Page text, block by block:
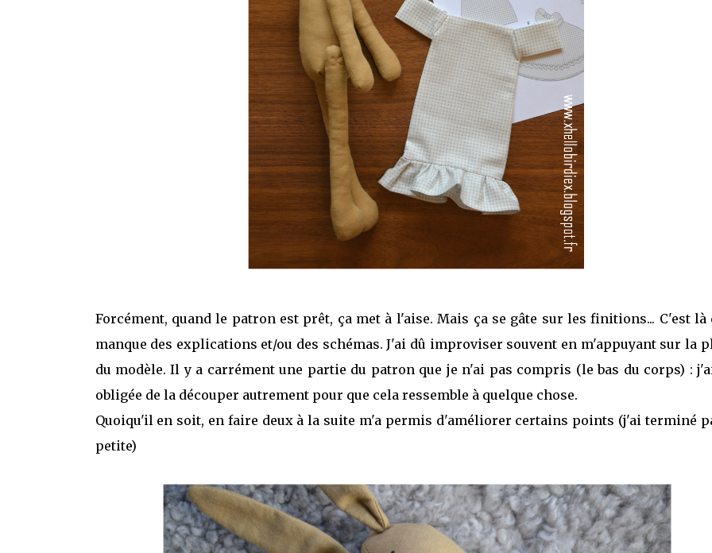
Forcément, quand le patron est prêt, ça met à l'aise. Mais ça se gâte sur les finitions... C'est là
manque des explications et/ou des schémas. J'ai dû improviser souvent en m'appuyant sur la
du modèle. Il y a carrément une partie du patron que je n'ai pas compris (le bas du corps) :
obligée de la découper autrement pour que cela ressemble à quelque chose.
Quoiqu'il en soit, en faire deux à la suite m'a permis d'améliorer certains points (j'ai terminé
petite)